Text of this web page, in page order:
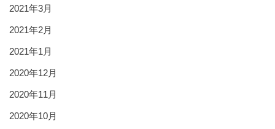
2021年3月
2021年2月
2021年1月
2020年12月
2020年11月
2020年10月